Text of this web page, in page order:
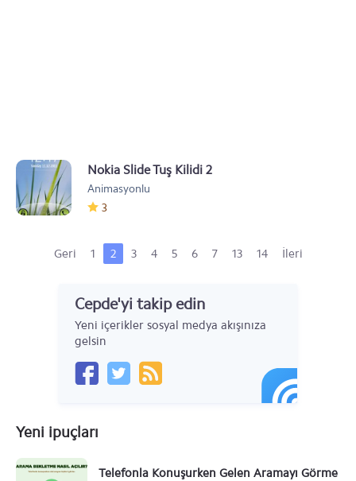
Nokia Slide Tuş Kilidi 2
Animasyonlu
3
Geri 1 2 3 4 5 6 7 13 14 İleri
Cepde'yi takip edin
Yeni içerikler sosyal medya akışınıza
gelsin
Yeni ipuçları
Telefonla Konuşurken Gelen Aramayı Görme